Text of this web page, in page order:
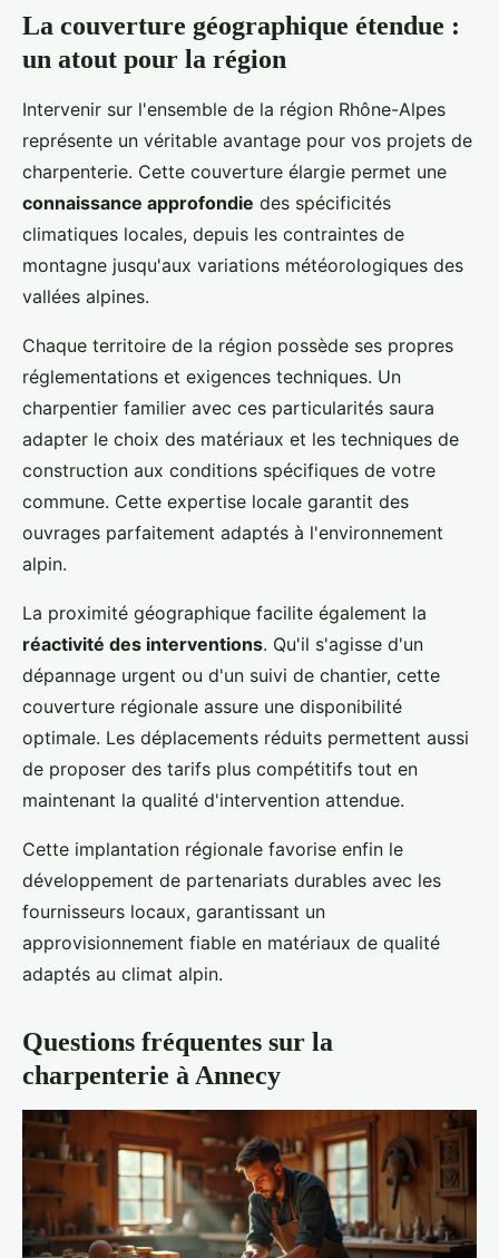
La couverture géographique étendue :
un atout pour la région
Intervenir sur l'ensemble de la région Rhône-Alpes
représente un véritable avantage pour vos projets de
charpenterie. Cette couverture élargie permet une
connaissance approfondie des spécificités
climatiques locales, depuis les contraintes de
montagne jusqu'aux variations météorologiques des
vallées alpines.
Chaque territoire de la région possède ses propres
réglementations et exigences techniques. Un
charpentier familier avec ces particularités saura
adapter le choix des matériaux et les techniques de
construction aux conditions spécifiques de votre
commune. Cette expertise locale garantit des
ouvrages parfaitement adaptés à l'environnement
alpin.
La proximité géographique facilite également la
réactivité des interventions. Qu'il s'agisse d'un
dépannage urgent ou d'un suivi de chantier, cette
couverture régionale assure une disponibilité
optimale. Les déplacements réduits permettent aussi
de proposer des tarifs plus compétitifs tout en
maintenant la qualité d'intervention attendue.
Cette implantation régionale favorise enfin le
développement de partenariats durables avec les
fournisseurs locaux, garantissant un
approvisionnement fiable en matériaux de qualité
adaptés au climat alpin.
Questions fréquentes sur la
charpenterie à Annecy